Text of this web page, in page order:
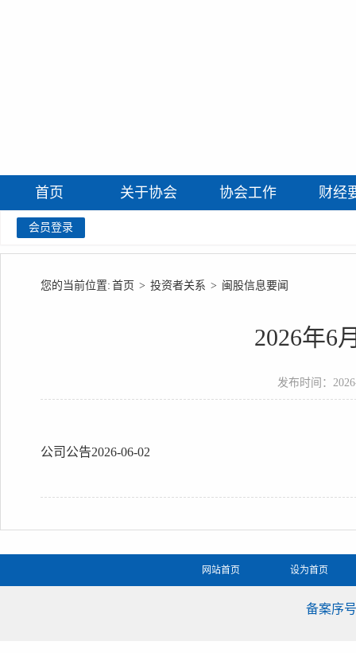
首页 关于协会 协会工作 财经
会员登录
您的当前位置: 首页 > 投资者关系 > 闽股信息要闻
2026年6
发布时间：
公司公告2026-06-02
网站首页 设为首页
备案序